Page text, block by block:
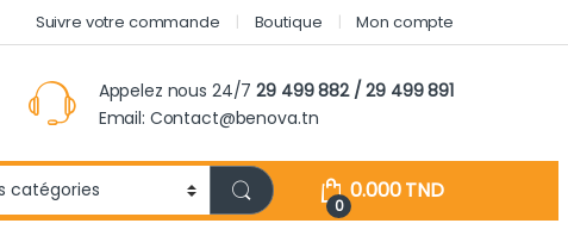
Suivre votre commande Boutique Mon compte
Appelez nous 24/729 499 882 / 29 499 891
Email: Contact@benova.tn
0
0.000TND